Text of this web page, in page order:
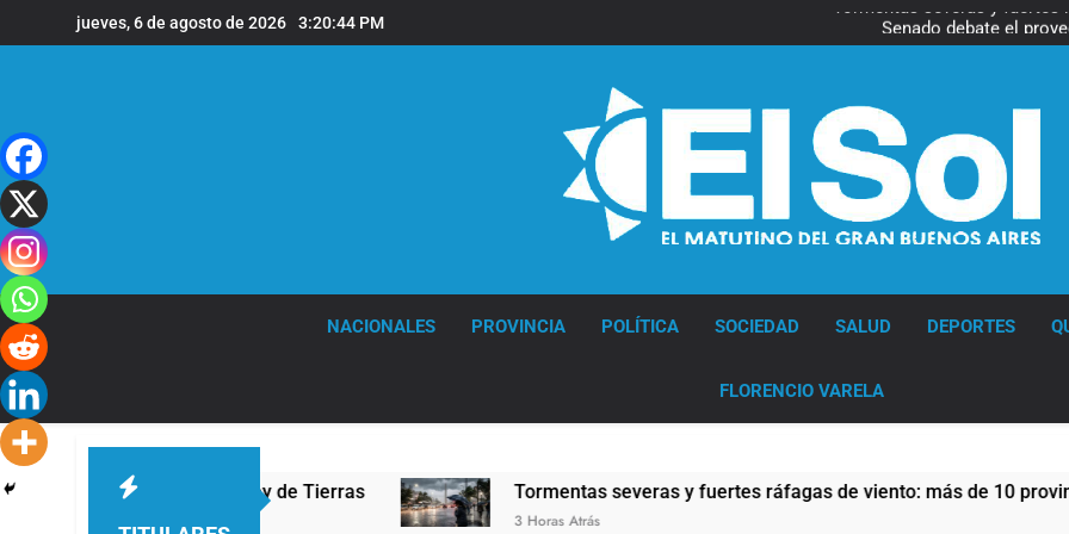
al
jueves, 6 de agosto de 2026 3:20:45 PM
Senado debate el
Día del Cirujano
Senado debate el
Día del Cirujano Torácico:
NACIONALES PROVINCIA POLÍTICA SOCIEDAD SALUD DEPORTES
FLORENCIO VARELA
reforma de la Ley de Tierras Tormentas severas y fuertes ráfagas de viento: más de 10 provincias
3 Horas Atrás